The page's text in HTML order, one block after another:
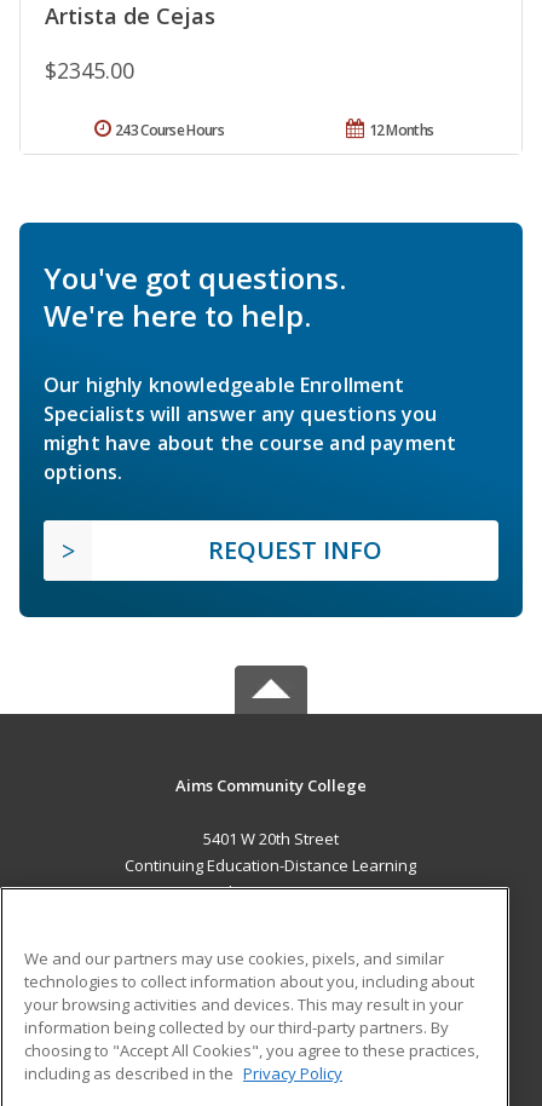
Artista de Cejas
$2345.00
12 Months
243 Course Hours
You've got questions.
We're here to help.
Our highly knowledgeable Enrollment
Specialists will answer any questions you
might have about the course and payment
options.
REQUEST INFO
Aims Community College
5401 W 20th Street
Continuing Education-Distance Learning
Greeley, CO 80634 US
Career Training
ADDITIONAL RESOURCES
Military
Help
Student Blog
We and our partners may use cookies, pixels, and similar
technologies to collect information about you, including about
your browsing activities and devices. This may result in your
information being collected by our third-party partners. By
choosing to "Accept All Cookies", you agree to these practices,
including as described in the Privacy Policy